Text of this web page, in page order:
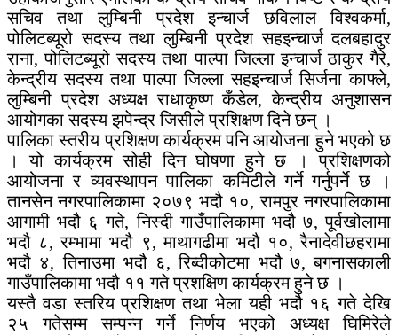
सचिव तथा लुम्बिनी प्रदेश इन्चार्ज छविलाल विश्वकर्मा,
पोलिटब्यूरो सदस्य तथा लुम्बिनी प्रदेश सहइन्चार्ज दलबहादुर
राना, पोलिटब्यूरो सदस्य तथा पाल्पा जिल्ला इन्चार्ज ठाकुर गैरे,
केन्द्रीय सदस्य तथा पाल्पा जिल्ला सहइन्चार्ज सिर्जना काफ्ले,
लुम्बिनी प्रदेश अध्यक्ष राधाकृष्ण कँडेल, केन्द्रीय अनुशासन
आयोगका सदस्य झपेन्द्र जिसीले प्रशिक्षण दिने छन् ।
पालिका स्तरीय प्रशिक्षण कार्यक्रम पनि आयोजना हुने भएको छ
। यो कार्यक्रम सोही दिन घोषणा हुने छ । प्रशिक्षणको
आयोजना र व्यवस्थापन पालिका कमिटीले गर्ने गर्नुपर्ने छ ।
तानसेन नगरपालिकामा २०७९ भदौ १०, रामपुर नगरपालिकामा
आगामी भदौ ६ गते, निस्दी गाउँपालिकामा भदौ ७, पूर्वखोलामा
भदौ ८, रम्भामा भदौ ९, माथागढीमा भदौ १०, रैनादेवीछहरामा
भदौ ४, तिनाउमा भदौ ६, रिब्दीकोटमा भदौ ७, बगनासकाली
गाउँपालिकामा भदौ ११ गते प्रशक्षिण कार्यक्रम हुने छ ।
यस्तै वडा स्तरिय प्रशिक्षण तथा भेला यही भदौ १६ गते देखि
२५ गतेसम्म सम्पन्न गर्ने निर्णय भएको अध्यक्ष घिमिरेले